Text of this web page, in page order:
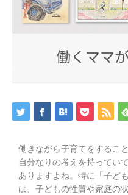
働きながら子育てをするこ
自分なりの考えを持ってい
ありますよね。特に「子ど
は、子どもの性質や家庭の